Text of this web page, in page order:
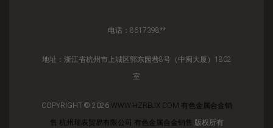
电话：8617398**
地址：浙江省杭州市上城区郭东园巷8号（中闽大厦）1802
室
COPYRIGHT © 2026 WWW.HZRBJX.COM 有色金属合金销
售 杭州瑞表贸易有限公司 有色金属合金销售 版权所有